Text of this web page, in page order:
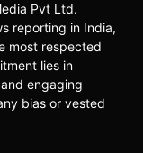
Pvt Ltd.
reporting in India,
most respected
lies in
engaging
bias or vested